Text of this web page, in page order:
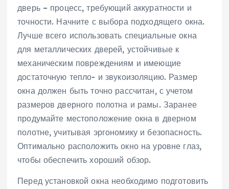
дверь – процесс, требующий аккуратности и
точности. Начните с выбора подходящего окна.
Лучше всего использовать специальные окна
для металлических дверей, устойчивые к
механическим повреждениям и имеющие
достаточную тепло- и звукоизоляцию. Размер
окна должен быть точно рассчитан, с учетом
размеров дверного полотна и рамы. Заранее
продумайте местоположение окна в дверном
полотне, учитывая эргономику и безопасность.
Оптимально расположить окно на уровне глаз,
чтобы обеспечить хороший обзор.
Перед установкой окна необходимо подготовить